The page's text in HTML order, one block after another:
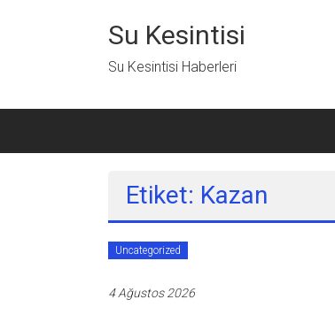
Su Kesintisi
Su Kesintisi Haberleri
Etiket: Kazan
Uncategorized
4 Ağustos 2026